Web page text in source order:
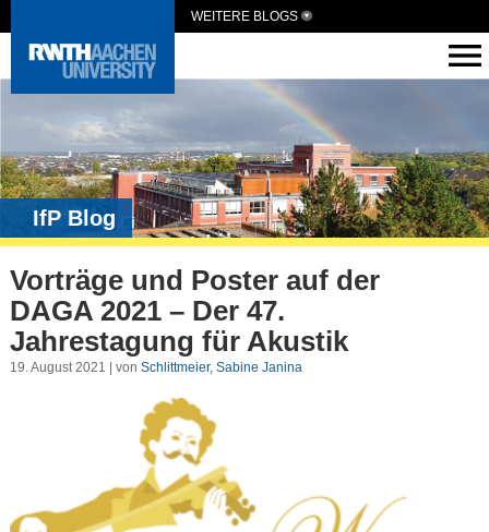
WEITERE BLOGS
IfP Blog
Vorträge und Poster auf der
DAGA 2021 – Der 47.
Jahrestagung für Akustik
19. August 2021 | von Schlittmeier, Sabine Janina